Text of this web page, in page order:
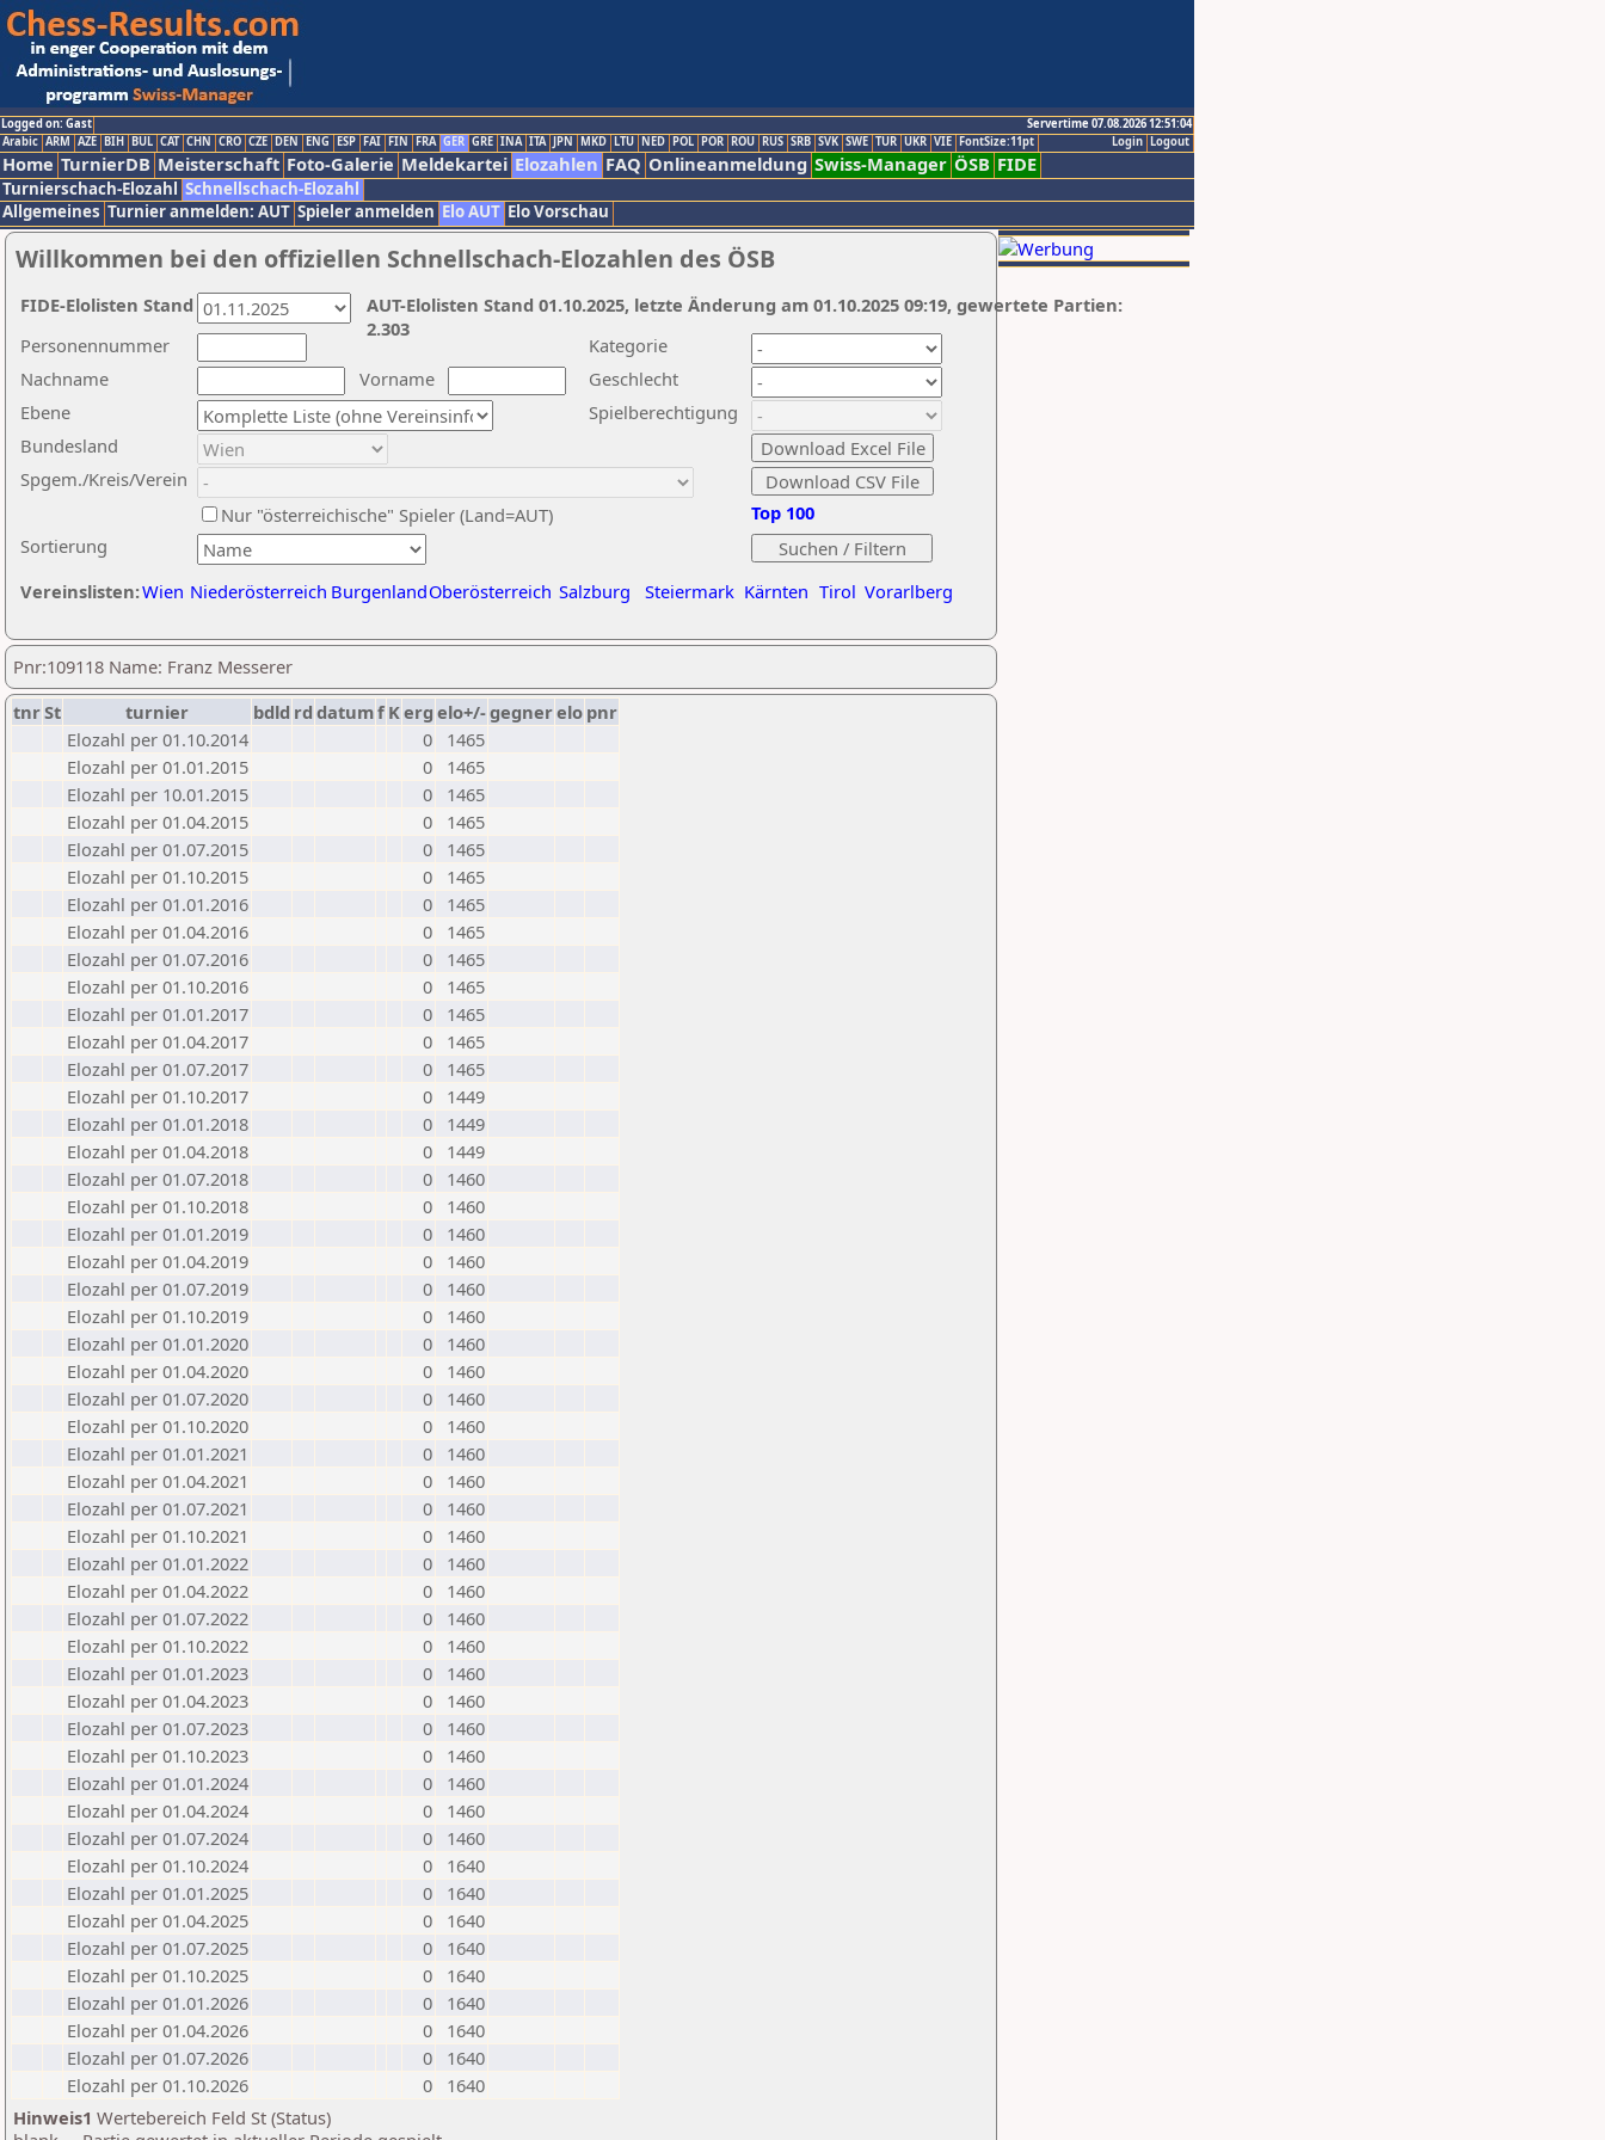
Logged on: Gast
Servertime 07.08.2026 12:51:04
Logout
Login
Arabic ARM AZE BIH BUL CAT CHN CRO CZE DEN ENG ESP FAI FIN FRA GER GRE INA ITA JPN MKD LTU NED POL POR ROU RUS SRB SVK SWE TUR UKR VIE FontSize:11pt
Home TurnierDB Meisterschaft Foto-Galerie Meldekartei Elozahlen FAQ Onlineanmeldung Swiss-Manager ÖSB FIDE
Turnierschach-Elozahl Schnellschach-Elozahl
Allgemeines Turnier anmelden: AUT Spieler anmelden Elo AUT Elo Vorschau
Willkommen bei den offiziellen Schnellschach-Elozahlen des ÖSB
Nachname
Vorname
Ebene
Kategorie
Sortierung
Personennummer
Bundesland
Spgem./Kreis/Verein
Geschlecht
Nur "österreichische" Spieler (Land=AUT)
Spielberechtigung
Vereinslisten:Wien Niederösterreich BurgenlandOberösterreich Salzburg Steiermark Kärnten Tirol Vorarlberg
Top 100
AUT-Elolisten Stand 01.10.2025, letzte Änderung am 01.10.2025 09:19, gewertete Partien:
2.303
FIDE-Elolisten Stand
Pnr:109118 Name: Franz Messerer
tnrSt turnier bdld rd datumf Kerg elo+/-gegnerelo pnr
Elozahl per 01.10.2014
0
1465
Elozahl per 01.01.2015
0
1465
Elozahl per 10.01.2015
0
1465
Elozahl per 01.04.2015
0
1465
Elozahl per 01.07.2015
0
1465
Elozahl per 01.10.2015
0
1465
Elozahl per 01.01.2016
0
1465
Elozahl per 01.04.2016
0
1465
Elozahl per 01.07.2016
0
1465
Elozahl per 01.10.2016
0
1465
Elozahl per 01.01.2017
0
1465
Elozahl per 01.04.2017
0
1465
Elozahl per 01.07.2017
0
1465
Elozahl per 01.10.2017
0
1449
Elozahl per 01.01.2018
0
1449
Elozahl per 01.04.2018
0
1449
Elozahl per 01.07.2018
0
1460
Elozahl per 01.10.2018
0
1460
Elozahl per 01.01.2019
0
1460
Elozahl per 01.04.2019
0
1460
Elozahl per 01.07.2019
0
1460
Elozahl per 01.10.2019
0
1460
Elozahl per 01.01.2020
0
1460
Elozahl per 01.04.2020
0
1460
Elozahl per 01.07.2020
0
1460
Elozahl per 01.10.2020
0
1460
Elozahl per 01.01.2021
0
1460
Elozahl per 01.04.2021
0
1460
Elozahl per 01.07.2021
0
1460
Elozahl per 01.10.2021
0
1460
Elozahl per 01.01.2022
0
1460
Elozahl per 01.04.2022
0
1460
Elozahl per 01.07.2022
0
1460
Elozahl per 01.10.2022
0
1460
Elozahl per 01.01.2023
0
1460
Elozahl per 01.04.2023
0
1460
Elozahl per 01.07.2023
0
1460
Elozahl per 01.10.2023
0
1460
Elozahl per 01.01.2024
0
1460
Elozahl per 01.04.2024
0
1460
Elozahl per 01.07.2024
0
1460
Elozahl per 01.10.2024
0
1640
Elozahl per 01.01.2025
0
1640
Elozahl per 01.04.2025
0
1640
Elozahl per 01.07.2025
0
1640
Elozahl per 01.10.2025
0
1640
Elozahl per 01.01.2026
0
1640
Elozahl per 01.04.2026
0
1640
Elozahl per 01.07.2026
0
1640
Elozahl per 01.10.2026
0
1640
Hinweis1 Wertebereich Feld St (Status)